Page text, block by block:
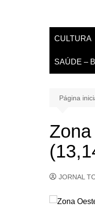
CULTURA
LIVROS E
INTERNET
SAÚDE –
Página
JORNAL